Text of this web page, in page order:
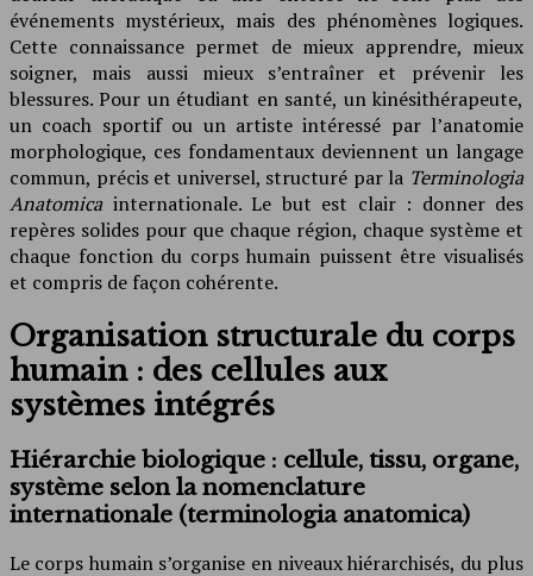
événements mystérieux, mais des phénomènes logiques.
Cette connaissance permet de mieux apprendre, mieux
soigner, mais aussi mieux s’entraîner et prévenir les
blessures. Pour un étudiant en santé, un kinésithérapeute,
un coach sportif ou un artiste intéressé par l’anatomie
morphologique, ces fondamentaux deviennent un langage
commun, précis et universel, structuré par la Terminologia
Anatomicainternationale. Le but est clair : donner des
repères solides pour que chaque région, chaque système et
chaque fonction du corps humain puissent être visualisés
et compris de façon cohérente.
Organisation structurale du corps
humain : des cellules aux
systèmes intégrés
Hiérarchie biologique : cellule, tissu, organe,
système selon la nomenclature
internationale (terminologia anatomica)
Le corps humain s’organise en niveaux hiérarchisés, du plus